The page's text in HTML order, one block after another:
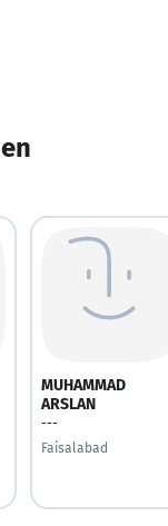
MUHAMMAD
ARSLAN
---
Faisalabad